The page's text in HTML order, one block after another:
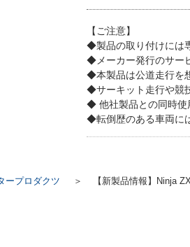
【ご注意】
◆製品の取り付けには
◆メーカー発行のサー
◆本製品は公道走行を
◆サーキット走行や競
◆ 他社製品との同時使
◆転倒歴のある車両に
ープロダクツ 【新製品情報】Ninja